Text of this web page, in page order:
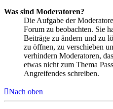
Was sind Moderatoren?
Die Aufgabe der
Forum zu beobachten. Sie
Beiträge zu ändern und zu
zu öffnen, zu verschieben
verhindern Moderatoren,
etwas nicht zum Thema
Angreifendes schreiben.
Nach oben